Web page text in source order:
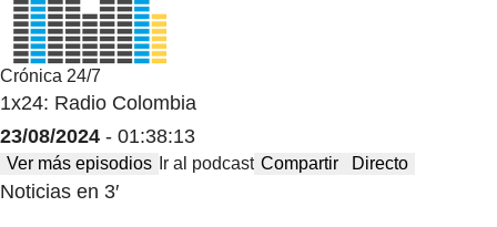
Crónica 24/7
1x24: Radio Colombia
23/08/2024 - 01:38:13
Ver más episodios Ir al podcast Compartir Directo
Noticias en 3′